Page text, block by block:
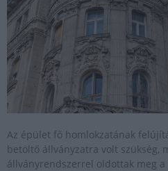
Az épület fő homlokzatának
betöltő állványzatra volt szükség,
állványrendszerrel oldottak meg a